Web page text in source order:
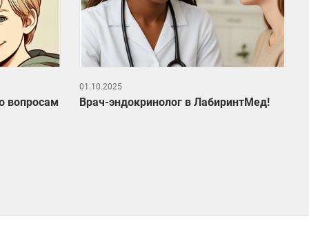
вопросам
01.10.2025
Врач-эндокринолог в ЛабиринтМед!